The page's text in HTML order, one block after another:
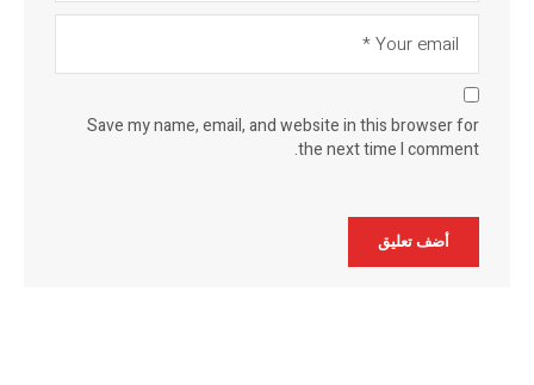
Save my name, email, and website in this browser for
the next time I comment.